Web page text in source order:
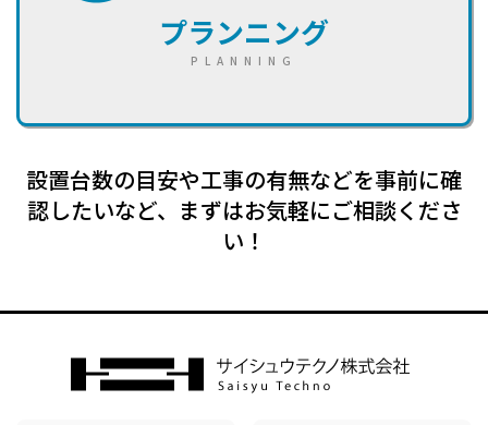
プランニング
PLANNING
設置台数の目安や工事の有無などを事前に確
認したいなど、まずはお気軽にご相談くださ
い！